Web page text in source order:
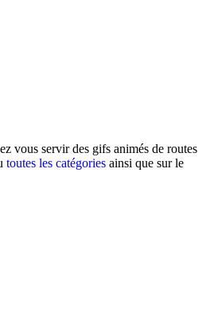
vous servir des gifs animés de routes
toutes les catégories ainsi que sur le